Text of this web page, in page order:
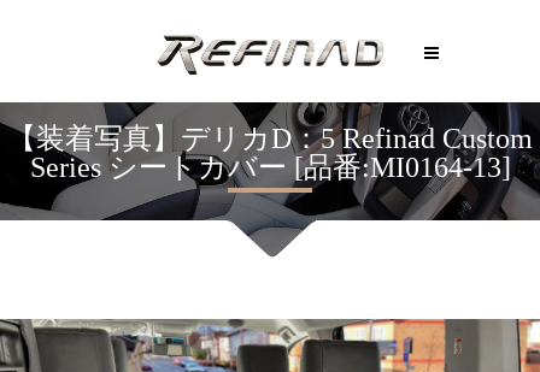
【装着写真】デリカD：5 Refinad Custom
Series シートカバー [品番:MI0164-13]